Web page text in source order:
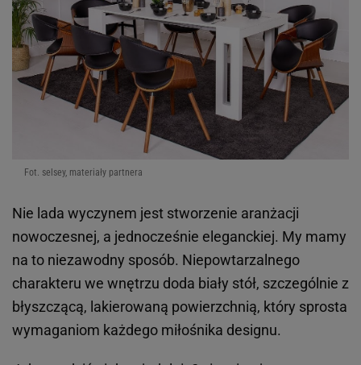
Fot. selsey, materiały partnera
Nie lada wyczynem jest stworzenie aranżacji
nowoczesnej, a jednocześnie eleganckiej. My mamy
na to niezawodny sposób. Niepowtarzalnego
charakteru we wnętrzu doda biały stół, szczególnie z
błyszczącą, lakierowaną powierzchnią, który sprosta
wymaganiom każdego miłośnika designu.